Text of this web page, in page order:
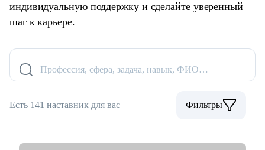
индивидуальную поддержку и сделайте уверенный
шаг к карьере.
Профессия, сфера, задача, навык, ФИО…
Есть 141 наставник для вас Фильтры